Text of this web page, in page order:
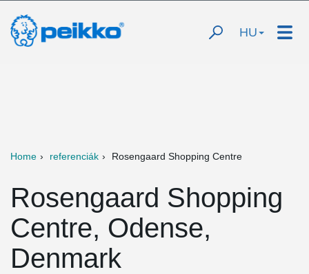
HU
Home referenciák Rosengaard Shopping Centre
Rosengaard Shopping
Centre, Odense,
Denmark